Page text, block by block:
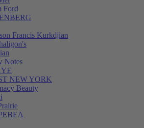
Ford
Francis Kurkdjian
Notes
NEW YORK
Beauty